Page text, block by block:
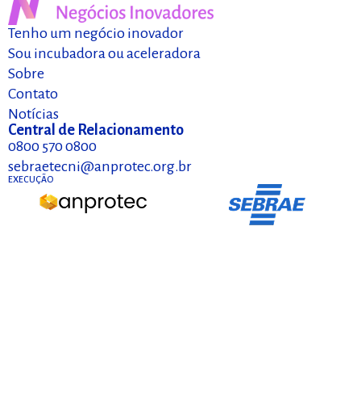
Tenho um negócio inovador
Sou incubadora ou aceleradora
Sobre
Contato
Notícias
Central de Relacionamento
0800 570 0800
sebraetecni@anprotec.org.br
EXECUÇÃO